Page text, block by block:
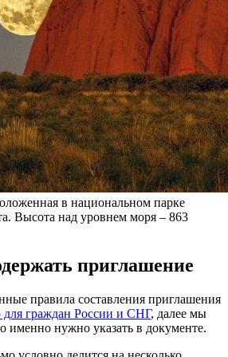
в национальном парке
Высота над уровнем моря – 863
приглашение
правила составления приглашения
граждан России и СНГ, далее мы
именно нужно указать в документе.